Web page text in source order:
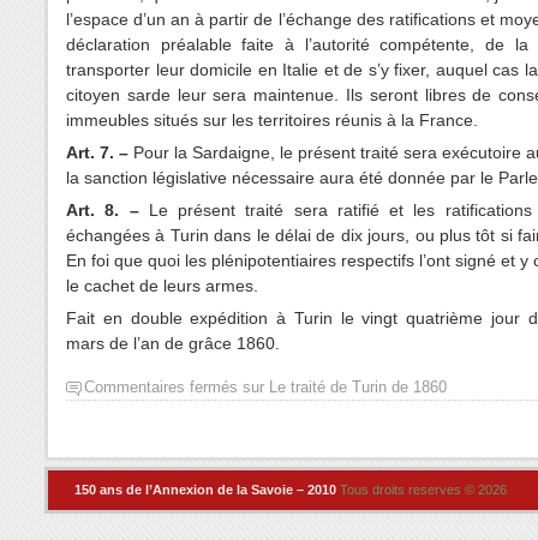
l’espace d’un an à partir de l’échange des ratifications et
déclaration préalable faite à l’autorité compétente, de la
transporter leur domicile en Italie et de s’y fixer, auquel cas
citoyen sarde leur sera maintenue. Ils seront libres de
immeubles situés sur les territoires réunis à la France.
Art. 7. – Pour la Sardaigne, le présent traité sera exécutoire
la sanction législative nécessaire aura été donnée par le
Art. 8. –Le présent traité sera ratifié et les ratifications
échangées à Turin dans le délai de dix jours, ou plus tôt si
En foi que quoi les plénipotentiaires respectifs l’ont signé et y
le cachet de leurs armes.
Fait en double expédition à Turin le vingt quatrième jour
mars de l’an de grâce 1860.
Commentaires fermés sur Le traité de Turin de 1860
150 ans de l’Annexion de la Savoie – 2010 Tous droits reserves © 2026